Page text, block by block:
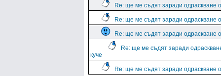
Re: ще ме съдят заради одраскване
Re: ще ме съдят заради одраскване
Re: ще ме съдят заради одраскване
Re: ще ме съдят заради
куче
Re: ще ме съдят заради одраскване